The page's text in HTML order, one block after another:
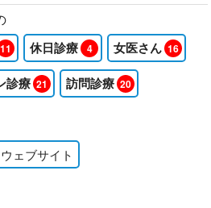
11 休日診療 4 女医さん 16
診療 21 訪問診療 20
ウェブサイト